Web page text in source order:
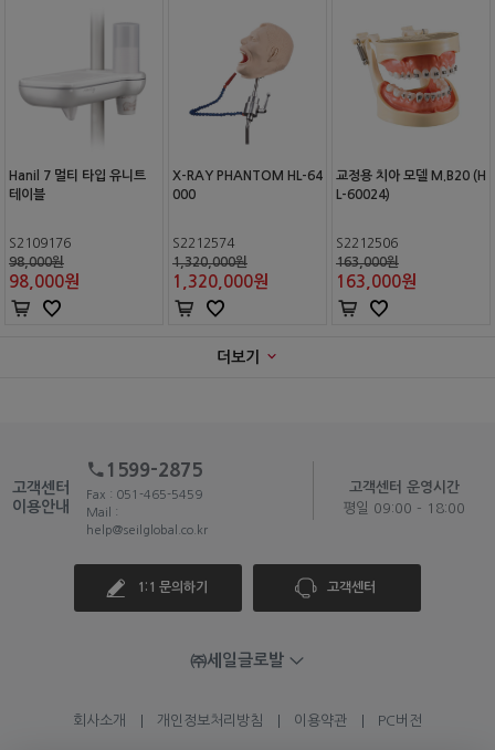
Hanil 7 멀티 타입 유니트
테이블
S2109176
98,000원
98,000원
X-RAY PHANTOM HL-64
000
S2212574
1,320,000원
1,320,000원
교정용 치아 모델 M.B20 (H
L-60024)
S2212506
163,000원
163,000원
더보기
고객센터
이용안내
1599-2875
Fax : 051-465-5459
Mail :
help@seilglobal.co.kr
고객센터 운영시간
평일 09:00 - 18:00
1:1 문의하기 고객센터
㈜세일글로발
회사소개 개인정보처리방침 이용약관 PC버전